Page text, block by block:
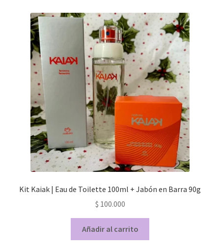
Kit Kaiak | Eau de Toilette 100ml + Jabón en Barra 90g
$ 100.000
Añadir al carrito